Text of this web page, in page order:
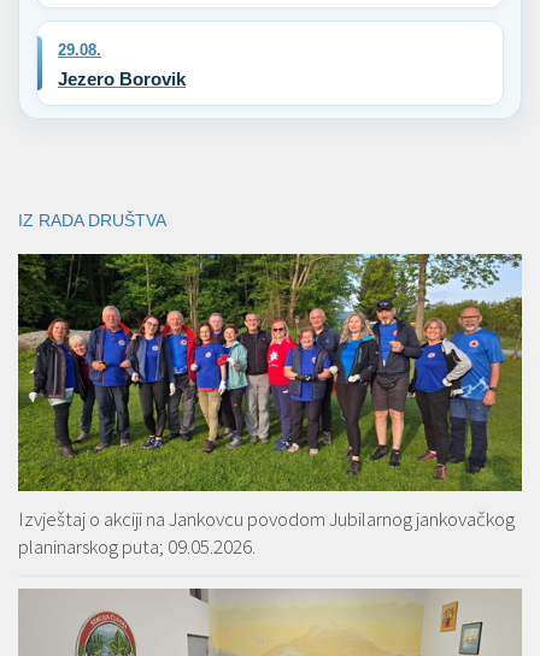
29.08.
Jezero Borovik
IZ RADA DRUŠTVA
Izvještaj o akciji na Jankovcu povodom Jubilarnog jankovačkog
planinarskog puta; 09.05.2026.